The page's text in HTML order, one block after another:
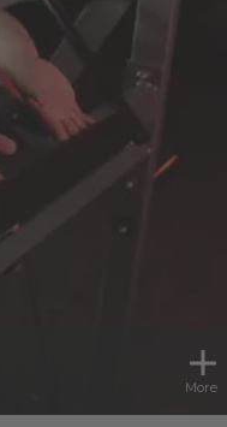
More